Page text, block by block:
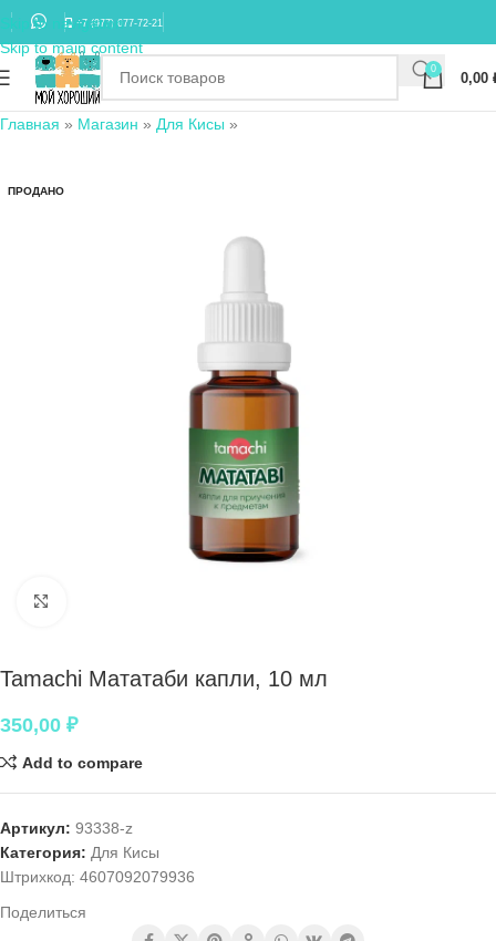
Skip to navigation
Skip to main content
+7 (977) 677-72-21
0
0,00
Главная » Магазин » Для Кисы »
ПРОДАНО
Tamachi Мататаби капли, 10 мл
350,00 ₽
Add to compare
Артикул: 93338-z
Категория: Для Кисы
Штрихкод: 4607092079936
Поделиться